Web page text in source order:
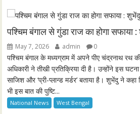
पश्चिम बंगाल से गुंडा राज का होगा सफाया
May 7, 2026 admin 0
पश्चिम बंगाल के मध्यग्राम में अपने पीए चंद्रनाथ रथ
अधिकारी ने तीखी प्रतिक्रिया दी है। उन्होंने इस
साजिश और ‘प्री-प्लान्ड मर्डर’ बताया है। शुभेंदु ने
भी इस बात की पुष्टि...
National News West Bengal